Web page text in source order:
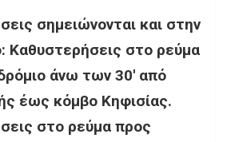
σημειώνονται και στην
Καθυστερήσεις στο ρεύμα
άνω των 30′ από
έως κόμβο Κηφισίας.
στο ρεύμα προς